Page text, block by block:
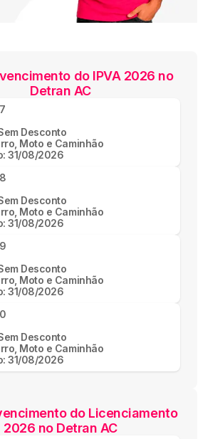
do IPVA 2026 no
Detran AC
7
Desconto
Moto e Caminhão
31/08/2026
8
Desconto
Moto e Caminhão
31/08/2026
9
Desconto
Moto e Caminhão
31/08/2026
0
Desconto
Moto e Caminhão
31/08/2026
do Licenciamento
2026 no Detran AC